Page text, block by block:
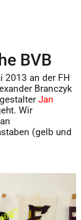
BVB
2013 an der FH
Branczyk
Jan
Wir
(gelb und